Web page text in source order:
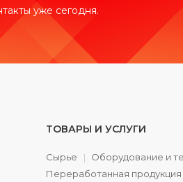
уже сегодня.
ТОВАРЫ И УСЛУГИ
Сырье Оборудование и
Переработанная продукция